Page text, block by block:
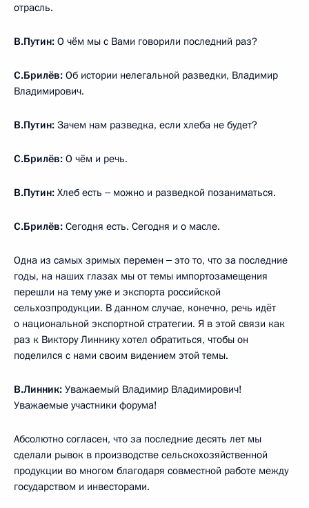
отрасль.
В.Путин: О чём мы с Вами говорили последний раз?
С.Брилёв: Об истории нелегальной разведки, Владимир
Владимирович.
В.Путин: Зачем нам разведка, если хлеба не будет?
С.Брилёв: О чём и речь.
В.Путин: Хлеб есть ‒ можно и разведкой позаниматься.
С.Брилёв: Сегодня есть. Сегодня и о масле.
Одна из самых зримых перемен ‒ это то, что за последние
годы, на наших глазах мы от темы импортозамещения
перешли на тему уже и экспорта российской
сельхозпродукции. В данном случае, конечно, речь идёт
о национальной экспортной стратегии. Я в этой связи как
раз к Виктору Линнику хотел обратиться, чтобы он
поделился с нами своим видением этой темы.
В.Линник: Уважаемый Владимир Владимирович!
Уважаемые участники форума!
Абсолютно согласен, что за последние десять лет мы
сделали рывок в производстве сельскохозяйственной
продукции во многом благодаря совместной работе между
государством и инвесторами.